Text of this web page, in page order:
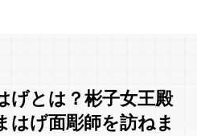
げとは？彬子女王殿
はげ面彫師を訪ねま